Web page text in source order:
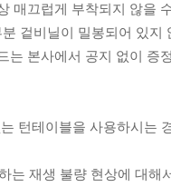
매끄럽게 부착되지 않을
겉비닐이 밀봉되어 있지
는 본사에서 공지 없이 증
턴테이블을 사용하시는
는 재생 불량 현상에 대